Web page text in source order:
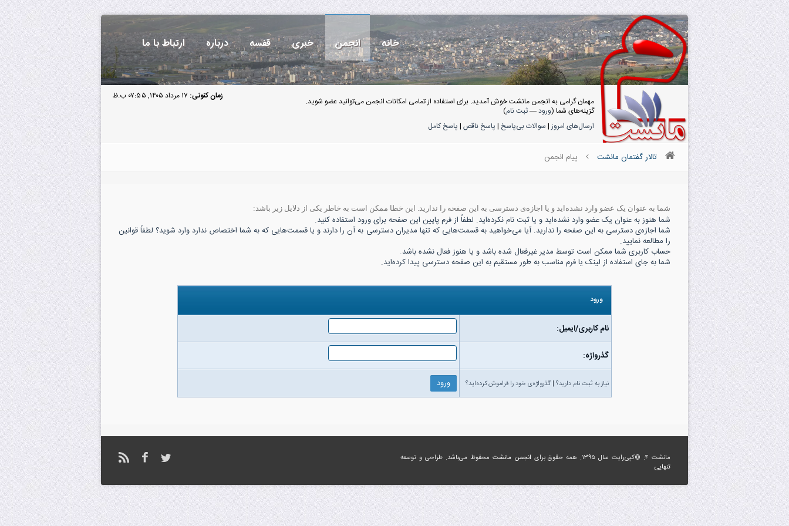
خانه انجمن خبری قفسه درباره ارتباط با ما
زمان کنونی: ۱۷ مرداد ۱۴۰۵, ۰۷:۵۵ ب.ظ
مهمان گرامی به انجمن مانشت خوش آمدید. برای استفاده از تمامی امکانات انجمن می‌توانید عضو شوید.
گزینه‌های شما (ورود—ثبت نام)
ارسال‌های امروز| سوالات بی‌پاسخ | پاسخ ناقص | پاسخ کامل
تالار گفتمان مانشت پیام انجمن
شما به عنوان یک عضو وارد نشده‌اید و یا اجازه‌ی دسترسی به این صفحه را ندارید. این خطا ممکن است به خاطر یکی از دلایل زیر باشد:
شما هنوز به عنوان یک عضو وارد نشده‌اید و یا ثبت نام نکرده‌اید. لطفاً از فرم پایین این صفحه برای ورود استفاده کنید.
شما اجازه‌ی دسترسی به این صفحه را ندارید. آیا می‌خواهید به قسمت‌هایی که تنها مدیران دسترسی به آن را دارند و یا قسمت‌هایی که به شما اختصاص ندارد وارد شوید؟ لطفاً قوانین
را مطالعه نمایید.
حساب کاربری شما ممکن است توسط مدیر غیرفعال شده باشد و یا هنوز فعال نشده باشد.
شما به جای استفاده از لینک یا فرم مناسب به طور مستقیم به این صفحه دسترسی پیدا کرده‌اید.
ورود
نام کاربری/ایمیل:
گذرواژه‌:
نیاز به ثبت نام دارید؟ | گذرواژه‌ی خود را فراموش کرده‌اید؟
مانشت ۴: ©کپی‌رایت سال ۱۳۹۵. همه حقوق برای انجمن مانشت محفوظ می‌باشد. طراحی و توسعه
تنهایی